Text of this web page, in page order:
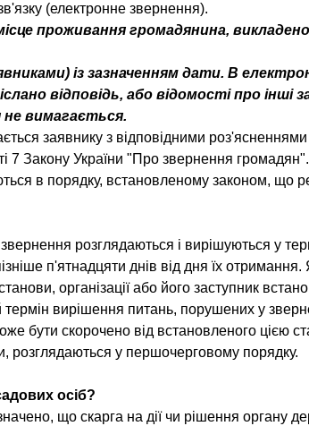
(електронне звернення).
проживання громадянина,
із зазначенням дати. В
відповідь, або відомості про інші
не вимагається.
заявнику з відповідними роз'ясненнями
7 Закону України "Про звернення громадян".
в порядку, встановленому законом, що
розглядаються і вирішуються у
п'ятнадцяти днів від дня їх
організації або його заступник
вирішення питань, порушених у
бути скорочено від встановленого цією
розглядаються у першочерговому порядку.
осіб?
що скарга на дії чи рішення органу